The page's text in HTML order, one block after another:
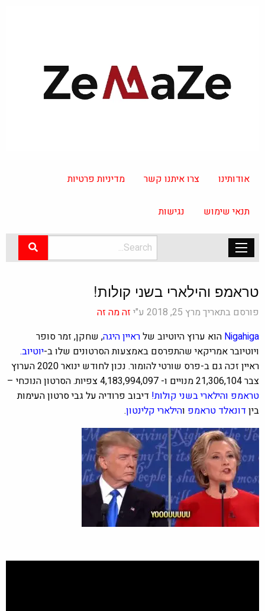
אודותינו צרו איתנו קשר מדיניות פרטיות
תנאי שימוש נגישות
טראמפ והילארי בשני קולות!
פורסם בתאריך מרץ 25, 2018 ע"י
זה מה זה
Nigahiga הוא ערוץ היוטיוב שלראיין היגה, שחקן, זמר סופר
ויוטיובר אמריקאי שהתפרסם באמצעות הסרטונים שלו ב-יוטיוב.
ראיין זכה גם ב-פרס שורטי להומור. נכון לחודש ינואר 2020 הערוץ
צבר 21,306,104 מנויים ו-
4,183,994,097צפיות. הסרטון הנוכחי –
טראמפ והילארי בשני קולות! דיבוב פרודיה על גבי סרטון העימות
בין דונאלד טראמפ והילארי קלינטון.